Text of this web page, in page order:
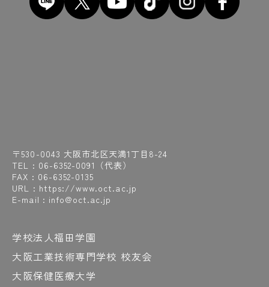
〒530-0043 大阪市北区天満1丁目8-24
TEL : 06-6352-0091 （代表）
FAX : 06-6352-0135
URL : https://www.oct.ac.jp
E-mail : info@oct.ac.jp
学校法人福田学園
大阪工業技術専門学校 校友会
大阪保健医療大学